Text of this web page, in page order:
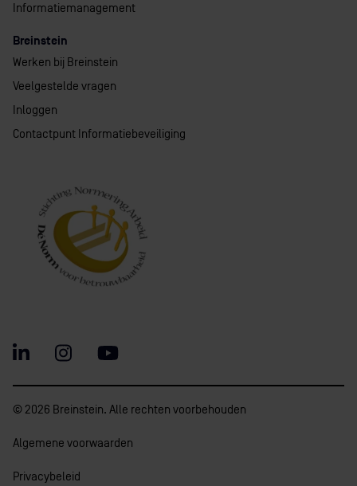
Informatiemanagement
Breinstein
Werken bij Breinstein
Veelgestelde vragen
Inloggen
Contactpunt Informatiebeveiliging
© 2026 Breinstein. Alle rechten voorbehouden
Algemene voorwaarden
Privacybeleid